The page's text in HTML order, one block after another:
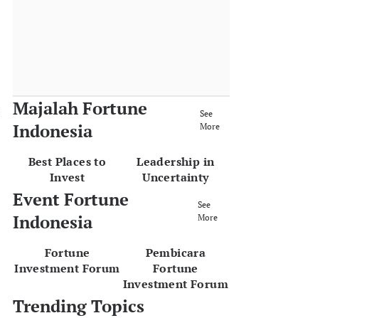
Majalah Fortune
Indonesia
See
More
Best Places to
Invest
Leadership in
Uncertainty
Event Fortune
Indonesia
See
More
Fortune
Investment Forum
Pembicara
Fortune
Investment Forum
Trending Topics